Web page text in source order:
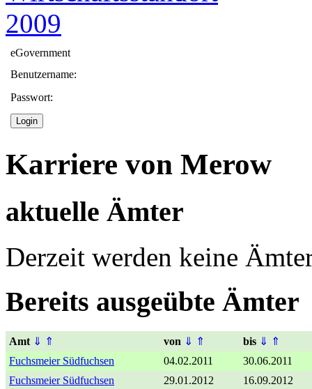
eGovernment
Benutzername:
Passwort:
Karriere von Merow
aktuelle Ämter
Derzeit werden keine
Bereits ausgeübte Ämter
Amt ⇓ ⇑ von ⇓ ⇑ bis ⇓ ⇑
Fuchsmeier Südfuchsen
04.02.2011
30.06.2011
Fuchsmeier Südfuchsen
29.01.2012 16.09.2012